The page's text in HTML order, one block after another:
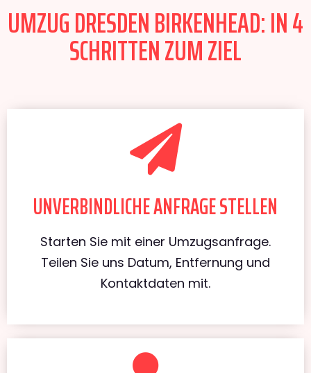
UMZUG DRESDEN BIRKENHEAD: IN 4
SCHRITTEN ZUM ZIEL
UNVERBINDLICHE ANFRAGE STELLEN
Starten Sie mit einer Umzugsanfrage.
Teilen Sie uns Datum, Entfernung und
Kontaktdaten mit.